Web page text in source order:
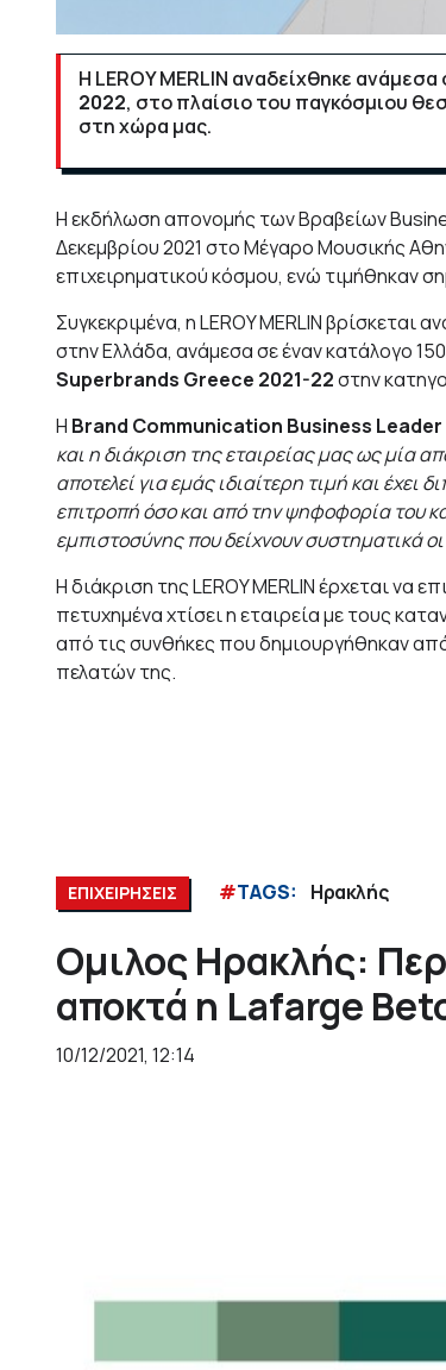
Η LEROY MERLIN αναδείχθηκε ανάμεσα
2022, στο πλαίσιο του παγκόσμιου
στη χώρα μας.
Η εκδήλωση απονομής των Βραβείων
Δεκεμβρίου 2021 στο Μέγαρο Μουσικής
επιχειρηματικού κόσμου, ενώ τιμήθηκαν
Συγκεκριμένα, η LEROY MERLIN
στην Ελλάδα, ανάμεσα σε έναν κατάλογο
Superbrands Greece 2021-22στην
Η Brand Communication Business Leader
και η διάκριση της εταιρείας μας ως μία
αποτελεί για εμάς ιδιαίτερη τιμή και
επιτροπή όσο και από την ψηφοφορία του
εμπιστοσύνης που δείχνουν συστηματικά
Η διάκριση της LEROY MERLIN έρχεται να
πετυχημένα χτίσει η εταιρεία με τους
από τις συνθήκες που δημιουργήθηκαν
πελατών της.
ΕΠΙΧΕΙΡΗΣΕΙΣ #TAGS: Ηρακλής
Ομιλος Ηρακλής:
αποκτά η Lafarge
10/12/2021, 12:14